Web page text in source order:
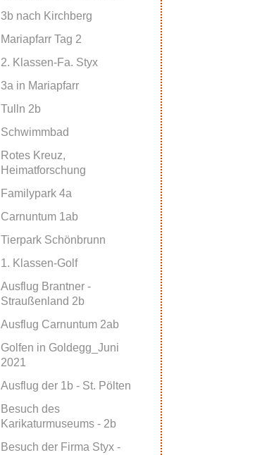
3b nach Kirchberg
Mariapfarr Tag 2
2. Klassen-Fa. Styx
3a in Mariapfarr
Tulln 2b
Schwimmbad
Rotes Kreuz,
Heimatforschung
Familypark 4a
Carnuntum 1ab
Tierpark Schönbrunn
1. Klassen-Golf
Ausflug Brantner -
Straußenland 2b
Ausflug Carnuntum 2ab
Golfen in Goldegg_Juni
2021
Ausflug der 1b - St. Pölten
Besuch des
Karikaturmuseums - 2b
Besuch der Firma Styx -